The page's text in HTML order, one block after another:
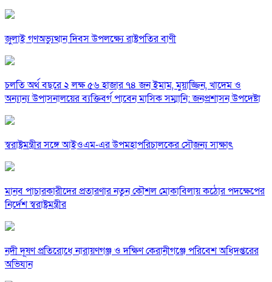
জুলাই গণঅভ্যুত্থান দিবস উপলক্ষ্যে রাষ্ট্রপতির বাণী
চলতি অর্থ বছরে ২ লক্ষ ৫৬ হাজার ৭৪ জন ইমাম, মুয়াজ্জিন, খাদেম ও
অন্যান্য উপাসনালয়ের ব্যক্তিবর্গ পাবেন মাসিক সম্মানি: জনপ্রশাসন উপদেষ্টা
স্বরাষ্ট্রমন্ত্রীর সঙ্গে আইওএম-এর উপমহাপরিচালকের সৌজন্য সাক্ষাৎ
মানব পাচারকারীদের প্রতারণার নতুন কৌশল মোকাবিলায় কঠোর পদক্ষেপের
নির্দেশ স্বরাষ্ট্রমন্ত্রীর
নদী দূষণ প্রতিরোধে নারায়ণগঞ্জ ও দক্ষিণ কেরানীগঞ্জে পরিবেশ অধিদপ্তরের
অভিযান